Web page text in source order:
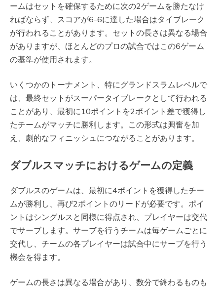
ームはセットを確保するために次の2ゲームを勝たなけ
ればならず、スコアが6-6に達した場合はタイブレーク
が行われることがあります。セットの長さは異なる場合
がありますが、ほとんどのプロの試合ではこの6ゲーム
の基準が使用されます。
いくつかのトーナメント、特にグランドスラムレベルで
は、最終セットがスーパータイブレークとして行われる
ことがあり、最初に10ポイントを2ポイント差で獲得し
たチームがマッチに勝利します。この形式は興奮を加
え、劇的なフィニッシュにつながることがあります。
ダブルスマッチにおけるゲームの定義
ダブルスのゲームは、最初に4ポイントを獲得したチー
ムが勝利し、再び2ポイントのリードが必要です。ポイ
ントはシングルスと同様に得点され、プレイヤーは交代
でサーブします。サーブを行うチームは毎ゲームごとに
交代し、チームの各プレイヤーは試合中にサーブを行う
機会を得ます。
ゲームの長さは異なる場合があり、数分で終わるものも